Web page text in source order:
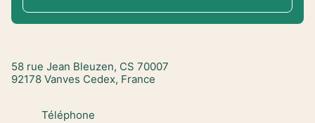
58 rue Jean Bleuzen, CS 70007
92178 Vanves Cedex, France
Téléphone